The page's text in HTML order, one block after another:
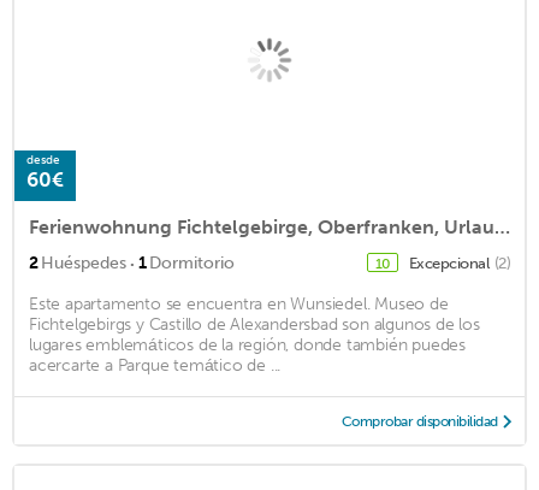
desde
60€
Ferienwohnung Fichtelgebirge, Oberfranken, Urlaub, Erholung , Bernsteinglück
2Huéspedes · 1Dormitorio 10 Excepcional (2)
Este apartamento se encuentra en Wunsiedel. Museo de
Fichtelgebirgs y Castillo de Alexandersbad son algunos de los
lugares emblemáticos de la región, donde también puedes
acercarte a Parque temático de ...
Comprobar disponibilidad